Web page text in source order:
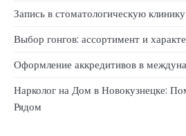
Запись в стоматологическую клинику
Выбор гонгов: ассортимент и
Оформление аккредитивов в
Нарколог на Дом в Новокузнецке:
Рядом